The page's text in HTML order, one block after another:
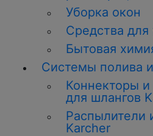
Уборка окон
Средства для
Бытовая
Системы полива
Коннекторы
для шлангов
Распылители
Karcher